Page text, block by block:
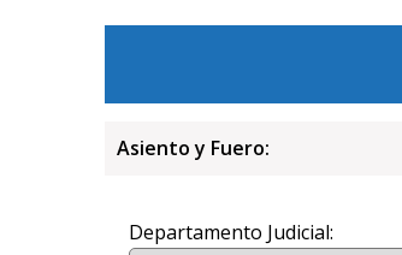
Asiento y Fuero:
Departamento Judicial: